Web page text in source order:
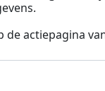
de actiepagina